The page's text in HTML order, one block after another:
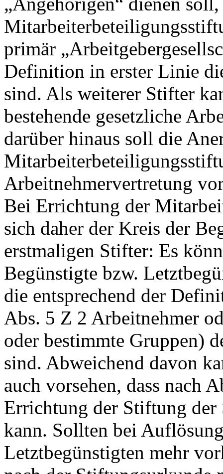
primär
Definition in erster Linie
sind. Als weiterer Stifter
bestehende gesetzliche
darüber hinaus soll die
Arbeitnehmervertretung
Bei Errichtung der
sich daher der Kreis der
erstmaligen Stifter: Es
Begünstigte bzw.
die entsprechend der
Abs. 5 Z 2 Arbeitnehmer
oder bestimmte Gruppen)
sind. Abweichend davon
auch vorsehen, dass nach
Errichtung der Stiftung
kann. Sollten bei
Letztbegünstigten mehr